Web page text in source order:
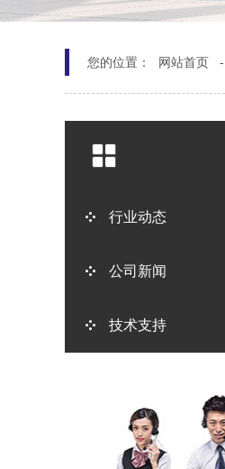
您的位置： 网站首页 -
行业动态
公司新闻
技术支持